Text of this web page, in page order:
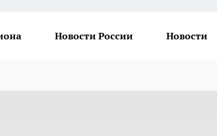
Новости России Новости